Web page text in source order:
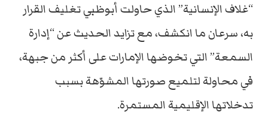
“غلافالإنسانية”الذيحاولتأبوظبيتغليفالقرار
به،سرعانما انكشف،معتزايدالحديثعن“إدارة
السمعة”التيتخوضها الإماراتعلىأكثر منجبهة،
فيمحاولةلتلميع صورتها المشوّهةبسبب
تدخلاتها الإقليميةالمستمرة.